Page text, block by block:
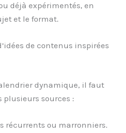
déjà expérimentés, en
et le format.
de contenus inspirées
dynamique, il faut
plusieurs sources :
récurrents ou marronniers.